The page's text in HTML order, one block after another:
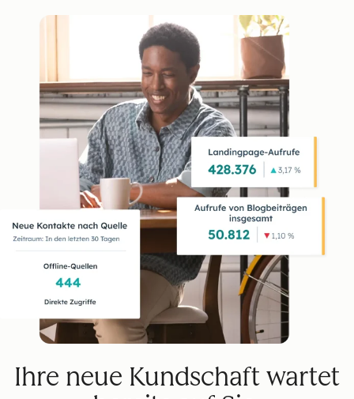
Ihre neue Kundschaft wartet